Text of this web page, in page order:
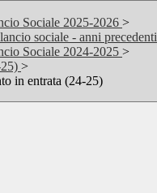
Sociale 2025-2026 >
sociale - anni precedenti
Sociale 2024-2025 >
>
in entrata (24-25)